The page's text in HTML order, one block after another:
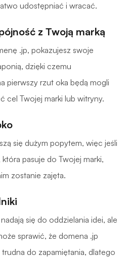
udostępniać i wracać.
z Twoją marką
.jp, pokazujesz swoje
dzięki czemu
pierwszy rzut oka będą mogli
cel Twojej marki lub witryny.
się dużym popytem, więc jeśli
która pasuje do Twojej marki,
zostanie zajęta.
się do oddzielania idei, ale
sprawić, że domena .jp
do zapamiętania, dlatego